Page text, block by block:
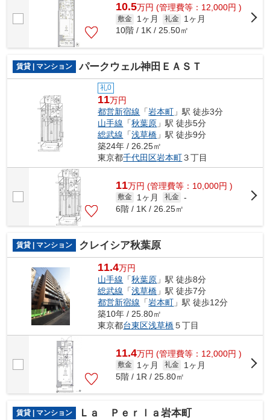
10.5万円 (管理費等：12,000円 )
敷金 1ヶ月 礼金
1ヶ月
10階 / 1K / 25.50㎡
賃貸 | マンション パークウェル神田ＥＡＳＴ
礼0
11万円
都営新宿線 「岩本町 」駅 徒歩3分
山手線 「秋葉原 」駅 徒歩5分
総武線 「浅草橋 」駅 徒歩9分
築24年 / 26.25㎡
東京都千代田区岩本町３丁目
11万円 (管理費等：10,000円 )
敷金 1ヶ月 礼金 -
6階 / 1K / 26.25㎡
賃貸 | マンション クレイシア秋葉原
11.4万円
山手線 「秋葉原 」駅 徒歩8分
総武線 「浅草橋 」駅 徒歩7分
都営新宿線 「岩本町 」駅 徒歩12分
築10年 / 25.80㎡
東京都台東区浅草橋５丁目
11.4万円 (管理費等：12,000円 )
敷金 1ヶ月 礼金
1ヶ月
5階 / 1R / 25.80㎡
賃貸 | マンション Ｌａ Ｐｅｒｌａ岩本町